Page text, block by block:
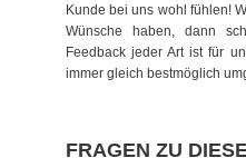
FRAGEN ZU
Kunde bei uns wohl fühlen!
Wünsche haben, dann
Feedback jeder Art ist für
immer gleich bestmöglich